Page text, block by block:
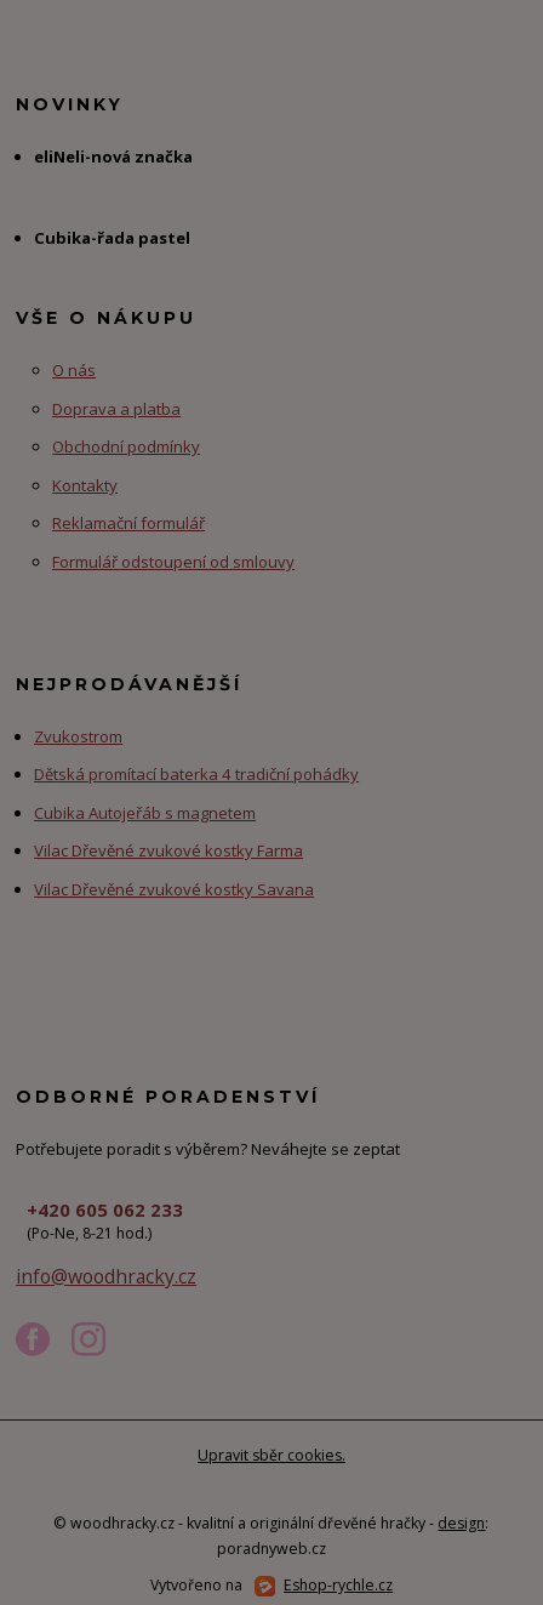
NOVINKY
eliNeli-nová značka
Cubika-řada pastel
VŠE O NÁKUPU
O nás
Doprava a platba
Obchodní podmínky
Kontakty
Reklamační formulář
Formulář odstoupení od smlouvy
NEJPRODÁVANĚJŠÍ
Zvukostrom
Dětská promítací baterka 4 tradiční pohádky
Cubika Autojeřáb s magnetem
Vilac Dřevěné zvukové kostky Farma
Vilac Dřevěné zvukové kostky Savana
ODBORNÉ PORADENSTVÍ
Potřebujete poradit s výběrem? Neváhejte se zeptat
+420 605 062 233
(Po-Ne, 8-21 hod.)
info@woodhracky.cz
Upravit sběr cookies.
© woodhracky.cz - kvalitní a originální dřevěné hračky - design:
poradnyweb.cz
Vytvořeno na
Eshop-rychle.cz